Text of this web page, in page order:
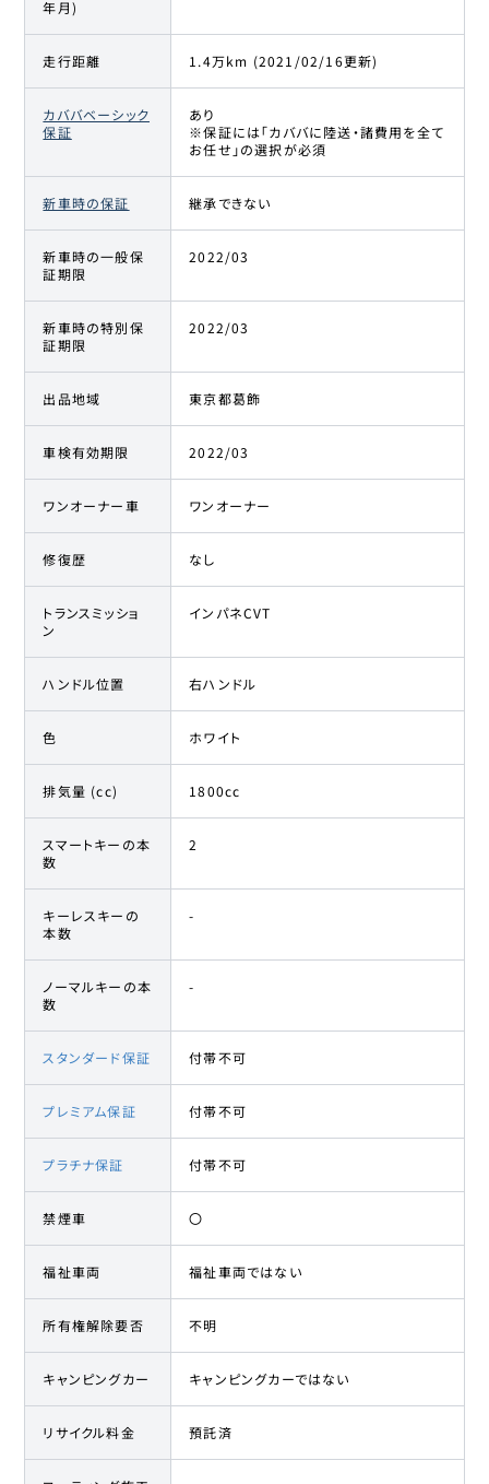
年月)
走行距離 1.4万km (2021/02/16更新)
カババベーシック
保証
あり
※保証には「カババに陸送・諸費用を全て
お任せ」の選択が必須
新車時の保証 継承できない
新車時の一般保
証期限
2022/03
新車時の特別保
証期限
2022/03
出品地域 東京都葛飾
車検有効期限 2022/03
ワンオーナー車 ワンオーナー
修復歴 なし
トランスミッショ
ン
インパネCVT
ハンドル位置 右ハンドル
色 ホワイト
排気量 (cc) 1800cc
スマートキーの本
数
2
キーレスキーの
本数
-
ノーマルキーの本
数
-
スタンダード保証 付帯不可
プレミアム保証 付帯不可
プラチナ保証 付帯不可
禁煙車 〇
福祉車両 福祉車両ではない
所有権解除要否 不明
キャンピングカー キャンピングカーではない
リサイクル料金 預託済